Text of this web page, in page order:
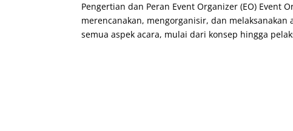
Pengertian dan Peran Event Organizer (EO) Event
merencanakan, mengorganisir, dan
semua aspek acara, mulai dari konsep hingga